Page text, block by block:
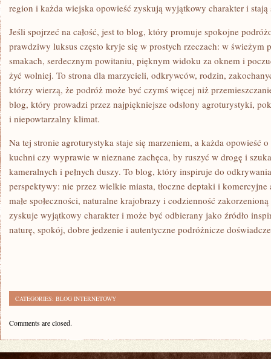
region i każda wiejska opowieść zyskują wyjątkowy charakter i stają
Jeśli spojrzeć na całość, jest to blog, który promuje spokojne
prawdziwy luksus często kryje się w prostych rzeczach: w świeżym
smakach, serdecznym powitaniu, pięknym widoku za oknem i
żyć wolniej. To strona dla marzycieli, odkrywców, rodzin,
którzy wierzą, że podróż może być czymś więcej niż
blog, który prowadzi przez najpiękniejsze odsłony agroturystyki,
i niepowtarzalny klimat.
Na tej stronie agroturystyka staje się marzeniem, a każda opowieść
kuchni czy wyprawie w nieznane zachęca, by ruszyć w drogę i
kameralnych i pełnych duszy. To blog, który inspiruje do
perspektywy: nie przez wielkie miasta, tłoczne deptaki i
małe społeczności, naturalne krajobrazy i codzienność
zyskuje wyjątkowy charakter i może być odbierany jako źródło
naturę, spokój, dobre jedzenie i autentyczne podróżnicze
CATEGORIES: BLOG INTERNETOWY
Comments are closed.